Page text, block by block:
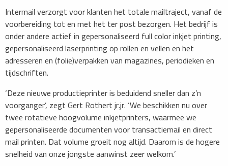
​Intermail verzorgt voor klanten het totale mailtraject, vanaf de
voorbereiding tot en met het ter post bezorgen. Het bedrijf is
onder andere actief in gepersonaliseerd full color inkjet printing,
gepersonaliseerd laserprinting op rollen en vellen en het
adresseren en (folie)verpakken van magazines, periodieken en
tijdschriften.
‘Deze nieuwe productieprinter is beduidend sneller dan z’n
voorganger’, zegt Gert Rothert jr.jr. ‘We beschikken nu over
twee rotatieve hoogvolume inkjetprinters, waarmee we
gepersonaliseerde documenten voor transactiemail en direct
mail printen. Dat volume groeit nog altijd. Daarom is de hogere
snelheid van onze jongste aanwinst zeer welkom.’